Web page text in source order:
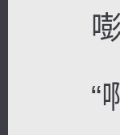
嘭
“啊